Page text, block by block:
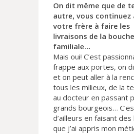
On dit même que de
autre, vous continuez
votre frère à faire les
livraisons de la
familiale…
Mais oui! C’est
frappe aux portes, on
et on peut aller à la
tous les milieux, de la
au docteur en passant
grands bourgeois…
d’ailleurs en faisant
que j’ai appris mon